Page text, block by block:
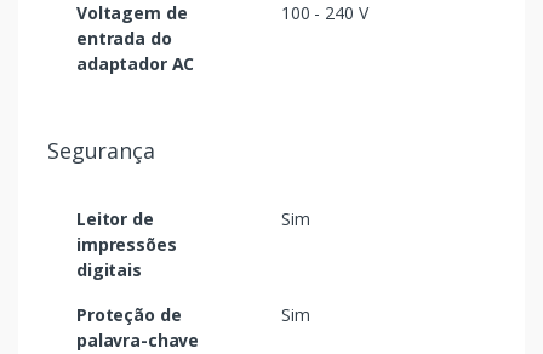
Voltagem de
entrada do
adaptador AC
100 - 240 V
Segurança
Leitor de
impressões
digitais
Sim
Proteção de
palavra-chave
Sim